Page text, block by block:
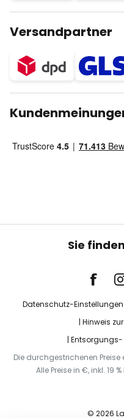
Versandpartner
Sie
Datenschutz-Einstellungen
Hinweis
Die durchgestrichenen Preise
Alle Preise in €, inkl. 19
© 2026